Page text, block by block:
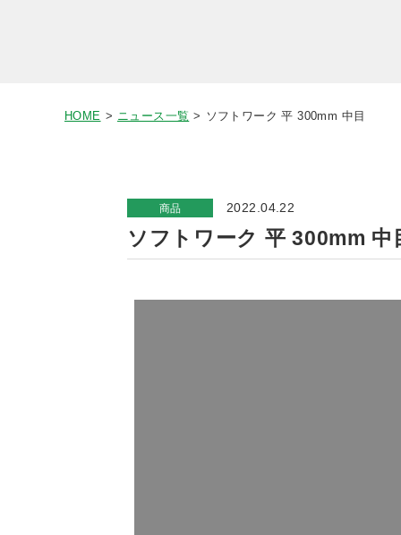
HOME ニュース一覧 ソフトワーク 平 300mm 中目
商品 2022.04.22
ソフトワーク 平 300mm 中